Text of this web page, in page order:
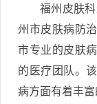
福州皮肤
州市皮肤病防
市专业的皮肤
的医疗团队。
病方面有着丰富